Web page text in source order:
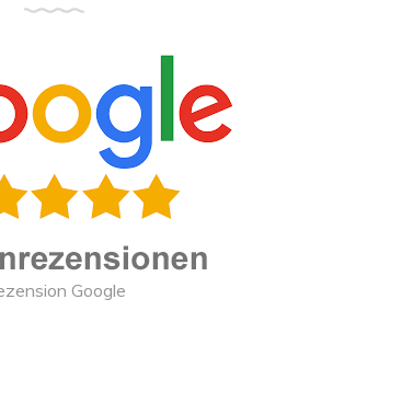
Google